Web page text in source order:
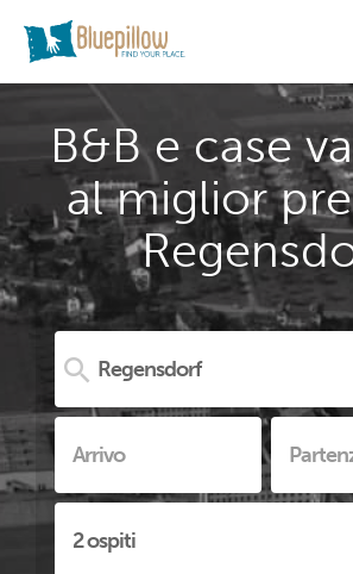
B&B e case
al miglior